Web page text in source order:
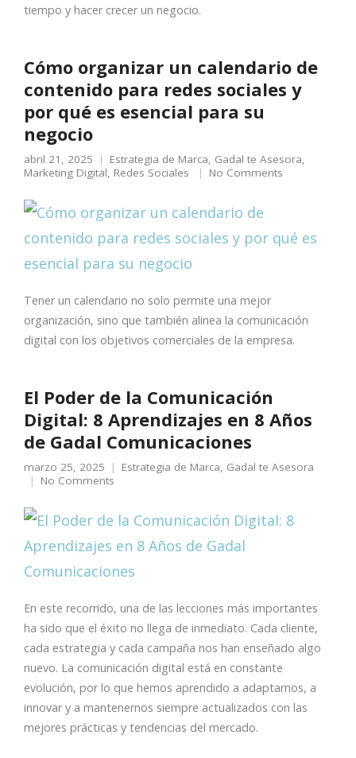
tiempo y hacer crecer un negocio.
Cómo organizar un calendario de
contenido para redes sociales y
por qué es esencial para su
negocio
abril 21, 2025 Estrategia de Marca, Gadal te Asesora,
Marketing Digital, Redes Sociales No Comments
Tener un calendario no solo permite una mejor
organización, sino que también alinea la comunicación
digital con los objetivos comerciales de la empresa.
El Poder de la Comunicación
Digital: 8 Aprendizajes en 8 Años
de Gadal Comunicaciones
marzo 25, 2025 Estrategia de Marca, Gadal te Asesora
No Comments
En este recorrido, una de las lecciones más importantes
ha sido que el éxito no llega de inmediato. Cada cliente,
cada estrategia y cada campaña nos han enseñado algo
nuevo. La comunicación digital está en constante
evolución, por lo que hemos aprendido a adaptarnos, a
innovar y a mantenernos siempre actualizados con las
mejores prácticas y tendencias del mercado.